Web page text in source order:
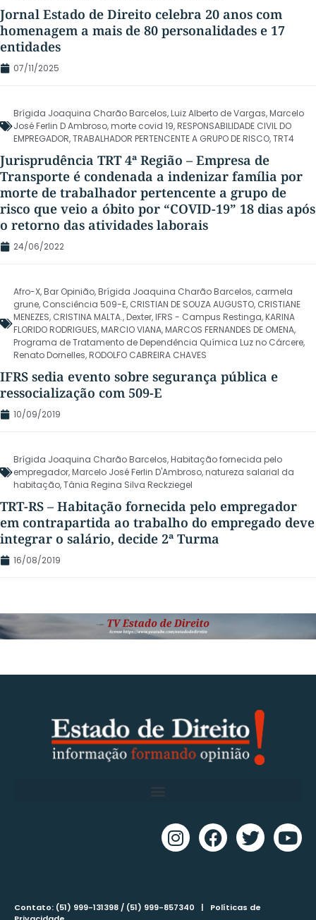
Jornal Estado de Direito celebra 20 anos com
homenagem a mais de 80 personalidades e 17
entidades
07/11/2025
Brígida Joaquina Charão Barcelos,Luiz Alberto de Vargas,Marcelo
José Ferlin D Ambroso,morte covid 19,RESPONSABILIDADE CIVIL DO
EMPREGADOR,TRABALHADOR PERTENCENTE A GRUPO DE RISCO,TRT4
Jurisprudência TRT 4ª Região – Empresa de
Transporte é condenada a indenizar família por
morte de trabalhador pertencente a grupo de
risco que veio a óbito por “COVID-19” 18 dias após
o retorno das atividades laborais
24/06/2022
Afro-X,Bar Opinião,Brígida Joaquina Charão Barcelos, carmela
grune, Consciência 509-E, CRISTIAN DE SOUZA AUGUSTO, CRISTIANE
MENEZES, CRISTINA MALTA.,Dexter,IFRS - Campus Restinga,KARINA
FLORIDO RODRIGUES,MARCIO VIANA,MARCOS FERNANDES DE OMENA,
Programa de Tratamento de Dependência Química Luz no Cárcere,
Renato Dornelles,RODOLFO CABREIRA CHAVES
IFRS sedia evento sobre segurança pública e
ressocialização com 509-E
10/09/2019
Brígida Joaquina Charão Barcelos,Habitação fornecida pelo
empregador,Marcelo José Ferlin D'Ambroso,natureza salarial da
habitação,Tânia Regina Silva Reckziegel
TRT-RS – Habitação fornecida pelo empregador
em contrapartida ao trabalho do empregado deve
integrar o salário, decide 2ª Turma
16/08/2019
Contato: (51) 999-131398 / (51) 999-857340 | Políticas de